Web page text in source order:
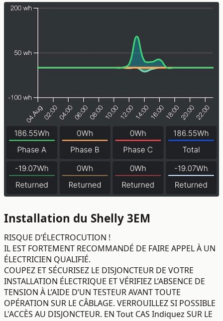
Installation du Shelly 3EM
RISQUE D’ÉLECTROCUTION !
IL EST FORTEMENT RECOMMANDÉ DE FAIRE APPEL À UN
ÉLECTRICIEN QUALIFIÉ.
COUPEZ ET SÉCURISEZ LE DISJONCTEUR DE VOTRE
INSTALLATION ÉLECTRIQUE ET VÉRIFIEZ L’ABSENCE DE
TENSION À L’AIDE D’UN TESTEUR AVANT TOUTE
OPÉRATION SUR LE CÂBLAGE. VERROUILLEZ SI POSSIBLE
L'ACCÈS AU DISJONCTEUR. EN Tout CAS Indiquez SUR LE